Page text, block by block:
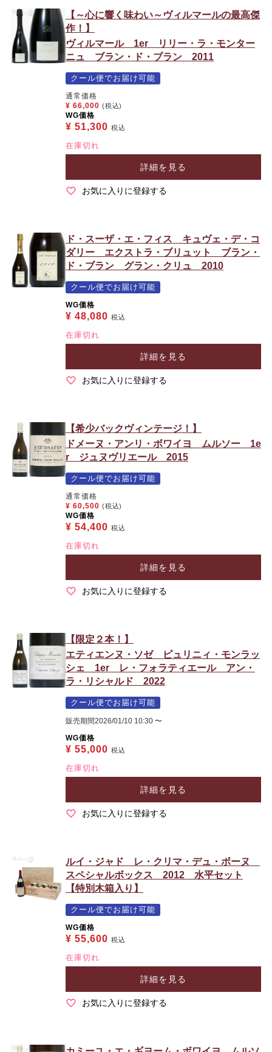
【～心に響く味わい～ヴィルマールの最高傑
作！】
ヴィルマール 1er リリー・ラ・モンター
ニュ ブラン・ド・ブラン 2011
クール便でお届け可能
通常価格
¥ 66,000 (税込)
WG価格
¥ 51,300 税込
在庫切れ
詳細を見る
お気に入りに登録する
ド・スーザ・エ・フィス キュヴェ・デ・コ
ダリー エクストラ・ブリュット ブラン・
ド・ブラン グラン・クリュ 2010
クール便でお届け可能
WG価格
¥ 48,080 税込
在庫切れ
詳細を見る
お気に入りに登録する
【希少バックヴィンテージ！】
ドメーヌ・アンリ・ボワイヨ ムルソー 1e
r ジュヌヴリエール 2015
クール便でお届け可能
通常価格
¥ 60,500 (税込)
WG価格
¥ 54,400 税込
在庫切れ
詳細を見る
お気に入りに登録する
【限定２本！】
エティエンヌ・ソゼ ピュリニィ・モンラッ
シェ 1er レ・フォラティエール アン・
ラ・リシャルド 2022
クール便でお届け可能
販売期間2026/01/10 10:30 〜
WG価格
¥ 55,000 税込
在庫切れ
詳細を見る
お気に入りに登録する
ルイ・ジャド レ・クリマ・デュ・ボーヌ
スペシャルボックス 2012 水平セット
【特別木箱入り】
クール便でお届け可能
WG価格
¥ 55,600 税込
在庫切れ
詳細を見る
お気に入りに登録する